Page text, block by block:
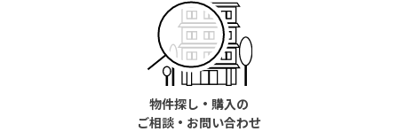
物件探し・購入の
ご相談・お問い合わせ